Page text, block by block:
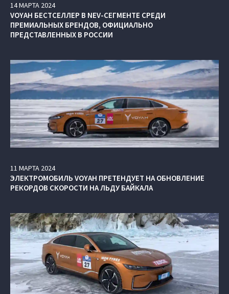
14МАРТА 2024
VOYAH БЕСТСЕЛЛЕР В NEV-СЕГМЕНТЕ СРЕДИ
ПРЕМИАЛЬНЫХ БРЕНДОВ, ОФИЦИАЛЬНО
ПРЕДСТАВЛЕННЫХ В РОССИИ
11 МАРТА 2024
ЭЛЕКТРОМОБИЛЬ VOYAH ПРЕТЕНДУЕТ НА ОБНОВЛЕНИЕ
РЕКОРДОВ СКОРОСТИ НА ЛЬДУ БАЙКАЛА